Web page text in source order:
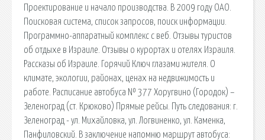
Проектирование и начало производства. В 2009 году ОАО.
Поисковая сиcтема, список запросов, поиск информации.
Программно-аппаратный комплекс с веб. Отзывы туристов
об отдыхе в Израиле. Отзывы о курортах и отелях Израиля.
Рассказы об Израиле. Горячий Ключ глазами жителя. О
климате, экологии, районах, ценах на недвижимость и
работе. Расписание автобуса № 377 Хоругвино (Городок) –
Зеленоград (ст. Крюково) Прямые рейсы. Путь следования: г.
Зеленоград - ул. Михайловка, ул. Логвиненко, ул. Каменка,
Панфиловский. В заключение напомню маршрут автобуса: